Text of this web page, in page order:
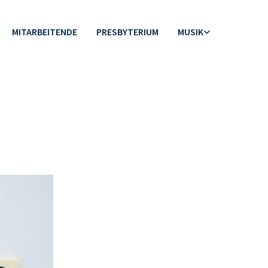
MITARBEITENDE PRESBYTERIUM MUSIK